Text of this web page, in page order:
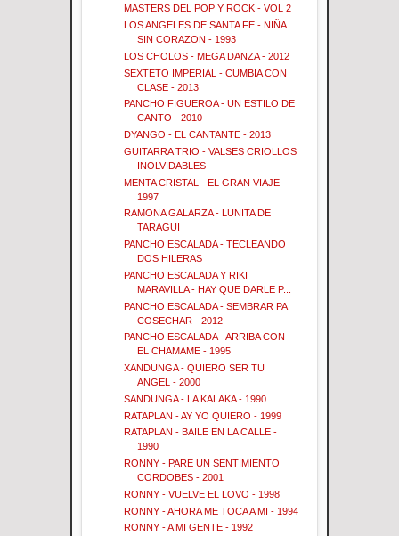
MASTERS DEL POP Y ROCK - VOL 2
LOS ANGELES DE SANTA FE - NIÑA
SIN CORAZON - 1993
LOS CHOLOS - MEGA DANZA - 2012
SEXTETO IMPERIAL - CUMBIA CON
CLASE - 2013
PANCHO FIGUEROA - UN ESTILO DE
CANTO - 2010
DYANGO - EL CANTANTE - 2013
GUITARRA TRIO - VALSES CRIOLLOS
INOLVIDABLES
MENTA CRISTAL - EL GRAN VIAJE -
1997
RAMONA GALARZA - LUNITA DE
TARAGUI
PANCHO ESCALADA - TECLEANDO
DOS HILERAS
PANCHO ESCALADA Y RIKI
MARAVILLA - HAY QUE DARLE P...
PANCHO ESCALADA - SEMBRAR PA
COSECHAR - 2012
PANCHO ESCALADA - ARRIBA CON
EL CHAMAME - 1995
XANDUNGA - QUIERO SER TU
ANGEL - 2000
SANDUNGA - LA KALAKA - 1990
RATAPLAN - AY YO QUIERO - 1999
RATAPLAN - BAILE EN LA CALLE -
1990
RONNY - PARE UN SENTIMIENTO
CORDOBES - 2001
RONNY - VUELVE EL LOVO - 1998
RONNY - AHORA ME TOCA A MI - 1994
RONNY - A MI GENTE - 1992